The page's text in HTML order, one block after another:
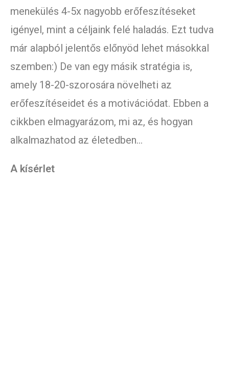
menekülés 4-5x nagyobb erőfeszítéseket
igényel, mint a céljaink felé haladás. Ezt tudva
már alapból jelentős előnyöd lehet másokkal
szemben:) De van egy másik stratégia is,
amely 18-20-szorosára növelheti az
erőfeszítéseidet és a motivációdat. Ebben a
cikkben elmagyarázom, mi az, és hogyan
alkalmazhatod az életedben…
A kísérlet